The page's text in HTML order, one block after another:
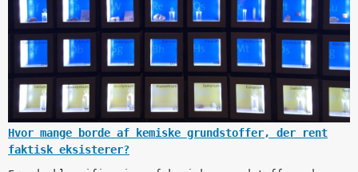
Hvor mange borde af kemiske grundstoffer, der rent
faktisk eksisterer?